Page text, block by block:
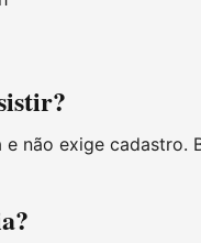
não exige cadastro.